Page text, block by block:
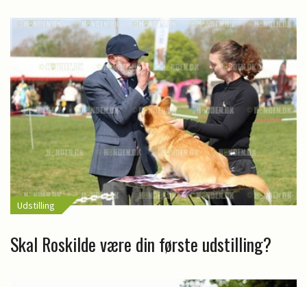
Udstilling
Skal Roskilde være din første udstilling?